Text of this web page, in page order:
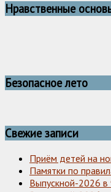
Нравственные
Безопасное лето
Свежие записи
Приём детей на
Памятки по
Выпускной-2026 в